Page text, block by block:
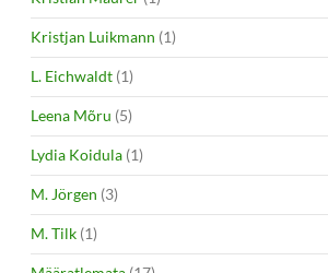
Kristjan Luikmann (1)
L. Eichwaldt (1)
Leena Mõru (5)
Lydia Koidula (1)
M. Jörgen (3)
M. Tilk (1)